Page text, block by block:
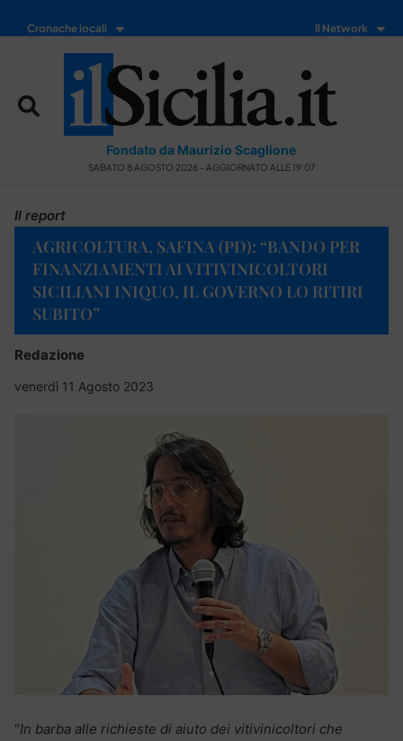
Cronache locali Il Network
Fondato da Maurizio Scaglione
SABATO 8 AGOSTO 2026 - AGGIORNATO ALLE 19:07
Il report
AGRICOLTURA, SAFINA (PD): “BANDO PER
FINANZIAMENTI AI VITIVINICOLTORI
SICILIANI INIQUO, IL GOVERNO LO RITIRI
SUBITO”
Redazione
venerdì 11 Agosto 2023
“In barba alle richieste di aiuto dei vitivinicoltori che